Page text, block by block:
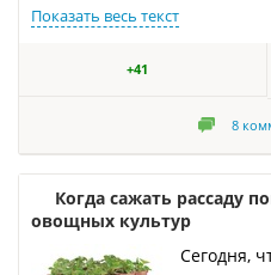
Показать весь текст
+41
8
Когда сажать рассаду
овощных культур
Сегодня,